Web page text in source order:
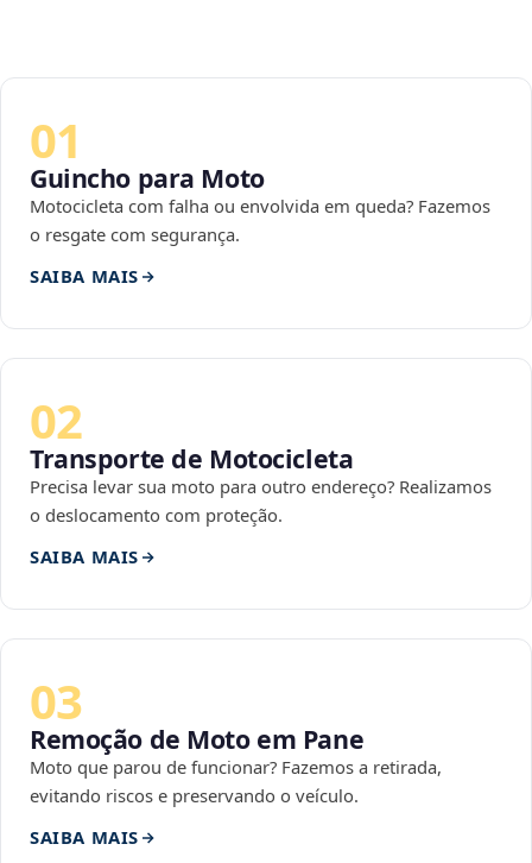
01
Guincho para Moto
Motocicleta com falha ou envolvida em queda? Fazemos
o resgate com segurança.
SAIBA MAIS
02
Transporte de Motocicleta
Precisa levar sua moto para outro endereço? Realizamos
o deslocamento com proteção.
SAIBA MAIS
03
Remoção de Moto em Pane
Moto que parou de funcionar? Fazemos a retirada,
evitando riscos e preservando o veículo.
SAIBA MAIS